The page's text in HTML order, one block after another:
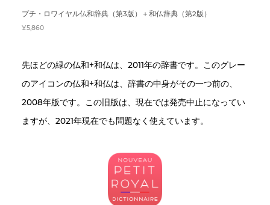
プチ・ロワイヤル仏和辞典（第3版）＋和仏辞典（第2版）
¥5,860
先ほどの緑の仏和+和仏は、2011年の辞書です。このグレー
のアイコンの仏和+和仏は、辞書の中身がその一つ前の、
2008年版です。この旧版は、現在では発売中止になってい
ますが、2021年現在でも問題なく使えています。